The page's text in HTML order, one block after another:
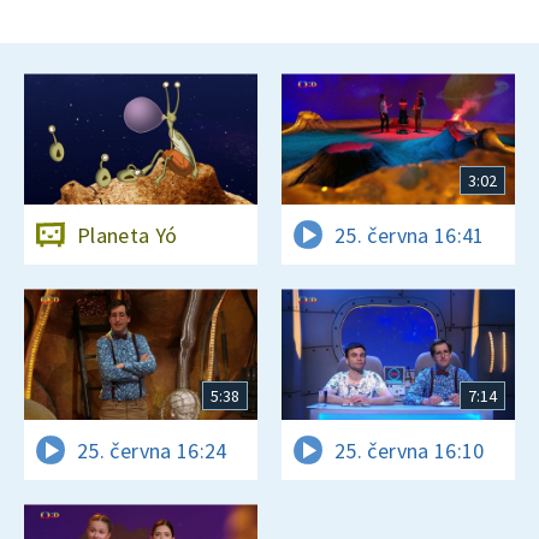
Planeta Yó
3:02
25. června 16:41
5:38
25. června 16:24
7:14
25. června 16:10